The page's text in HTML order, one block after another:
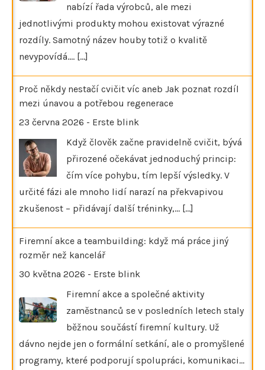
nabízí řada výrobců, ale mezi
jednotlivými produkty mohou existovat výrazné
rozdíly. Samotný název houby totiž o kvalitě
nevypovídá.… [...]
Proč někdy nestačí cvičit víc aneb Jak poznat rozdíl
mezi únavou a potřebou regenerace
23 června 2026 - Erste blink
Když člověk začne pravidelně cvičit, bývá
přirozené očekávat jednoduchý princip:
čím více pohybu, tím lepší výsledky. V
určité fázi ale mnoho lidí narazí na překvapivou
zkušenost – přidávají další tréninky,… [...]
Firemní akce a teambuilding: když má práce jiný
rozměr než kancelář
30 května 2026 - Erste blink
Firemní akce a společné aktivity
zaměstnanců se v posledních letech staly
běžnou součástí firemní kultury. Už
dávno nejde jen o formální setkání, ale o promyšlené
programy, které podporují spolupráci, komunikaci…